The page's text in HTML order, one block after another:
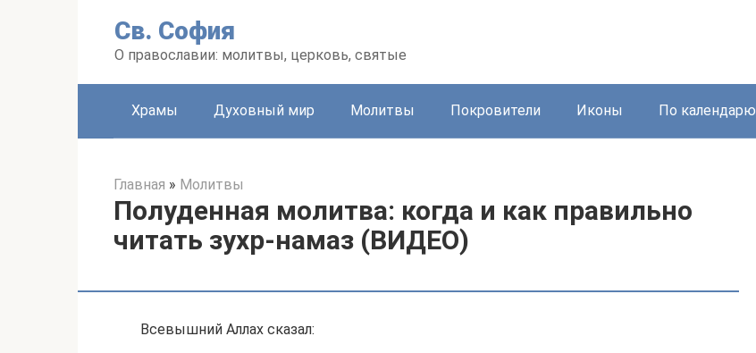
Св. София
О православии: молитвы, церковь, святые
Храмы Духовный мир Молитвы Покровители Иконы По календарю
Главная » Молитвы
Полуденная молитва: когда и как правильно
читать зухр-намаз (ВИДЕО)
Всевышний Аллах сказал: